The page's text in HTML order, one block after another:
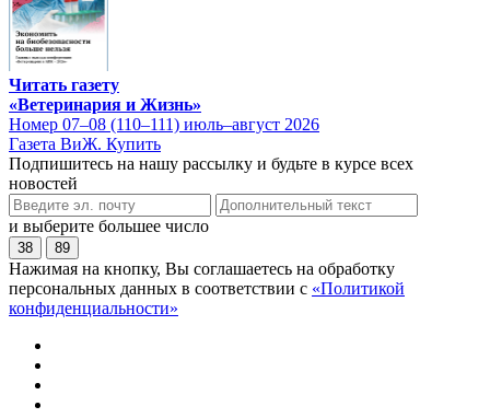
Читать газету
«Ветеринария и Жизнь»
Номер 07–08 (110–111) июль–август 2026
Газета ВиЖ. Купить
Подпишитесь на нашу рассылку и будьте в курсе всех
новостей
и выберите большее число
38 89
Нажимая на кнопку, Вы соглашаетесь на обработку
персональных данных в соответствии с «Политикой
конфиденциальности»